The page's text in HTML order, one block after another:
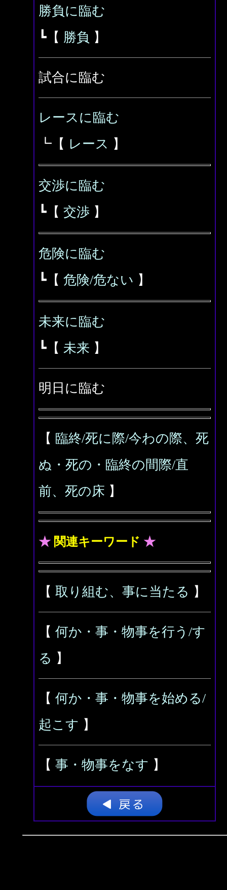
勝負に臨む
┗【 勝負 】
試合に臨む
レースに臨む
┗【 レース 】
交渉に臨む
┗【 交渉 】
危険に臨む
┗【 危険/危ない 】
未来に臨む
┗【 未来 】
明日に臨む
【 臨終/死に際/今わの際、死
ぬ・死の・臨終の間際/直
前、死の床 】
★ 関連キーワード ★
【 取り組む、事に当たる 】
【 何か・事・物事を行う/す
る 】
【 何か・事・物事を始める/
起こす 】
【 事・物事をなす 】